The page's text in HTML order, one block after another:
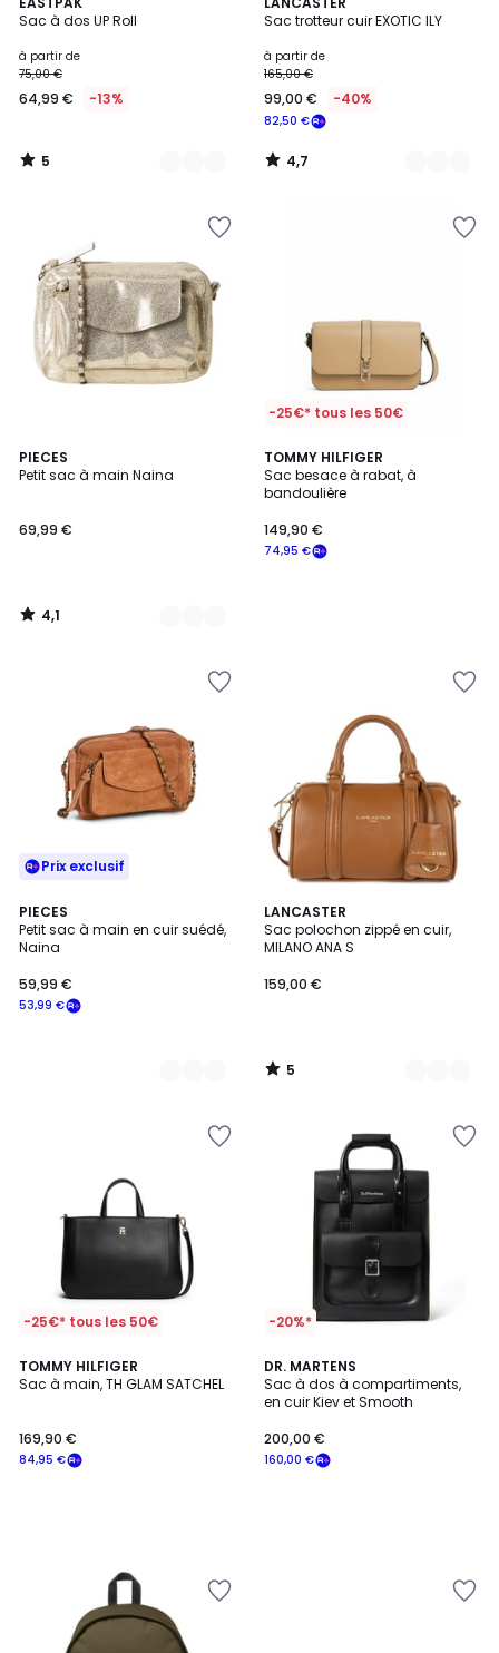
Sac à dos UP Roll
à partir de
75,00 €
64,99 € -13%
/
2
Couleurs
5
/
Sac trotteur cuir EXOTIC ILY
à partir de
82,50 €
165,00 €
99,00 € -40%
/ 5
6
Couleurs
4,7
/
PIECES
Petit sac à main Naina
69,99 €
4,1
/ 5
3
Couleurs
4,1
/
-25€* tous les 50€
TOMMY HILFIGER
Sac besace à rabat, à
bandoulière
74,95 €
149,90 €
Prix exclusif
PIECES
Petit sac à main en cuir suédé,
Naina
53,99 €
59,99 €
2
Couleurs
LANCASTER
Sac polochon zippé en cuir,
MILANO ANA S
159,00 €
5
/
5
9
Couleurs
5
/
-25€* tous les 50€
TOMMY HILFIGER
Sac à main, TH GLAM SATCHEL
84,95 €
169,90 €
-20%*
DR. MARTENS
Sac à dos à compartiments,
en cuir Kiev et Smooth
160,00 €
200,00 €